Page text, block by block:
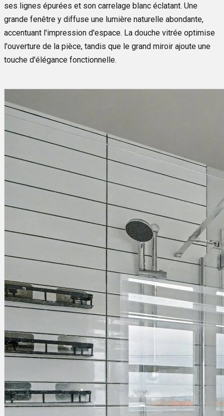
ses lignes épurées et son carrelage blanc éclatant. Une
grande fenêtre y diffuse une lumière naturelle abondante,
accentuant l'impression d'espace. La douche vitrée optimise
l'ouverture de la pièce, tandis que le grand miroir ajoute une
touche d'élégance fonctionnelle.